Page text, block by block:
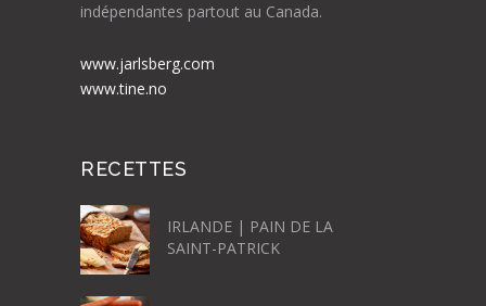
indépendantes partout au Canada.
www.jarlsberg.com
www.tine.no
RECETTES
IRLANDE | PAIN DE LA
SAINT-PATRICK